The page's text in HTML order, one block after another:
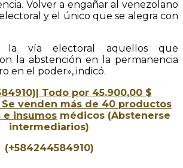
Volver a engañar al venezolano
y el único que se alegra con
la vía electoral aquellos que
la abstención en la permanencia
en el poder», indicó.
Todo por 45.900,00 $
venden más de 40 productos
e insumos médicos (Abstenerse
intermediarios)
(+584244584910)